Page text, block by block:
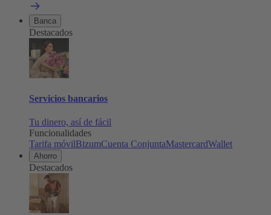
Banca
Destacados
Servicios bancarios
Tu dinero, así de fácil
Funcionalidades
Tarifa móvilBizumCuenta ConjuntaMastercardWallet
Ahorro
Destacados